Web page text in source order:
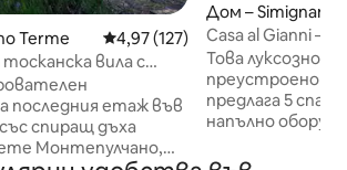
Terme Средна оценка: 4,97 от 5,
4,97 (127)
вила с
и приятели
последния етаж във
спиращ дъха
Монтепулчано,
Дом – Simignano
Casa al Gianni –
Симиняно
Това луксозно
преустроено
предлага 5
напълно
самостоятелна